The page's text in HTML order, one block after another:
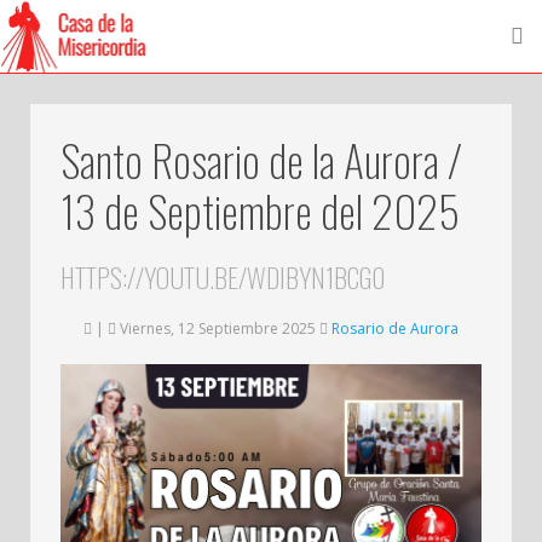
Santo Rosario de la Aurora /
13 de Septiembre del 2025
HTTPS://YOUTU.BE/WDIBYN1BCG0
| Viernes, 12 Septiembre 2025 Rosario de Aurora